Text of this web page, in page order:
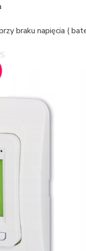
braku napięcia (